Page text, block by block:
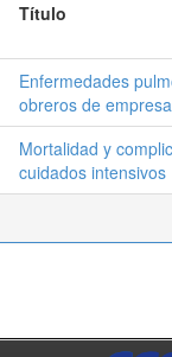
Título
Enfermedades
obreros de
Mortalidad y
cuidados intensivos